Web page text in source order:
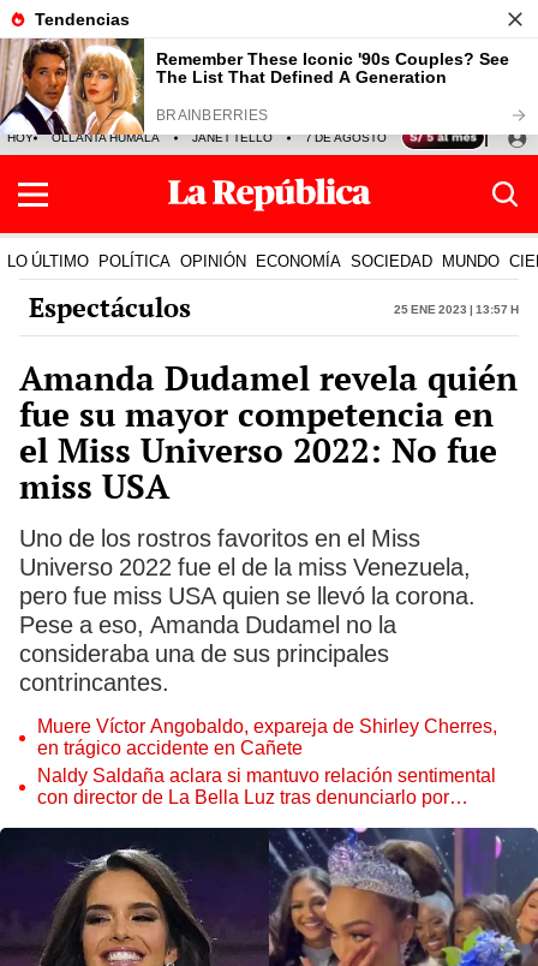
HOY OLLANTA HUMALA JANET TELLO 7 DE AGOSTO TINKA RESULTADOS
LO ÚLTIMO POLÍTICA OPINIÓN ECONOMÍA SOCIEDAD MUNDO
Espectáculos 25 Ene 2023 | 13:57 h
Amanda Dudamel revela quién
fue su mayor competencia en
el Miss Universo 2022: No fue
miss USA
Uno de los rostros favoritos en el Miss
Universo 2022 fue el de la miss Venezuela,
pero fue miss USA quien se llevó la corona.
Pese a eso, Amanda Dudamel no la
consideraba una de sus principales
contrincantes.
Muere Víctor Angobaldo, expareja de Shirley Cherres,
en trágico accidente en Cañete
Naldy Saldaña aclara si mantuvo relación sentimental
con director de La Bella Luz tras denunciarlo por